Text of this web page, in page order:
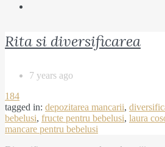
Rita si diversificarea
7 years ago
184
tagged in: depozitarea mancarii,
bebelusi, fructe pentru bebelusi, laura
mancare pentru bebelusi